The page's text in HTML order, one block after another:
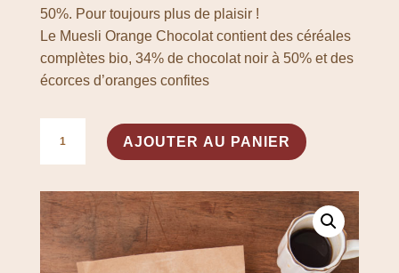
50%. Pour toujours plus de plaisir !
Le Muesli Orange Chocolat contient des céréales
complètes bio, 34% de chocolat noir à 50% et des
écorces d’oranges confites
Orange
Chocolat
AJOUTER AU PANIER
e
r
a